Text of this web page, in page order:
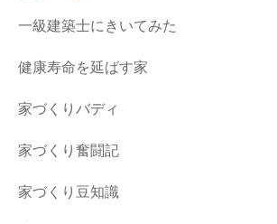
一級建築士にきいてみた
健康寿命を延ばす家
家づくりバディ
家づくり奮闘記
家づくり豆知識